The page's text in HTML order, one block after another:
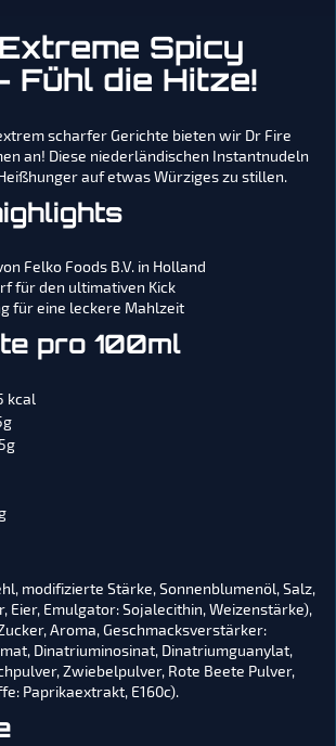
Spicy
Fühl die Hitze!
scharfer Gerichte bieten wir Dr Fire
an! Diese niederländischen Instantnudeln
auf etwas Würziges zu stillen.
Felko Foods B.V. in Holland
für den ultimativen Kick
für eine leckere Mahlzeit
pro 100ml
kcal
modifizierte Stärke, Sonnenblumenöl, Salz,
Eier, Emulgator: Sojalecithin, Weizenstärke),
Aroma, Geschmacksverstärker:
Dinatriuminosinat, Dinatriumguanylat,
Zwiebelpulver, Rote Beete Pulver,
Paprikaextrakt, E160c).